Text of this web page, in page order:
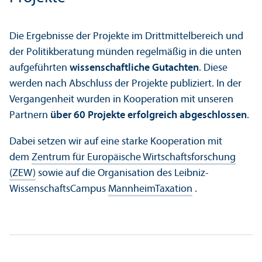
Die Ergebnisse der Projekte im Drittmittel­bereich und
der Politik­beratung münden regelmäßig in die unten
aufgeführten wissenschaft­liche Gutachten. Diese
werden nach Abschluss der Projekte publiziert. In der
Vergangenheit wurden in Kooperation mit unseren
Partnern über 60 Projekte erfolgreich abgeschlossen.
Dabei setzen wir auf eine starke Kooperation mit
dem Zentrum für Europäische Wirtschafts­forschung
(ZEW) sowie auf die Organisation des Leibniz-
Wissenschafts­Campus MannheimTaxation .